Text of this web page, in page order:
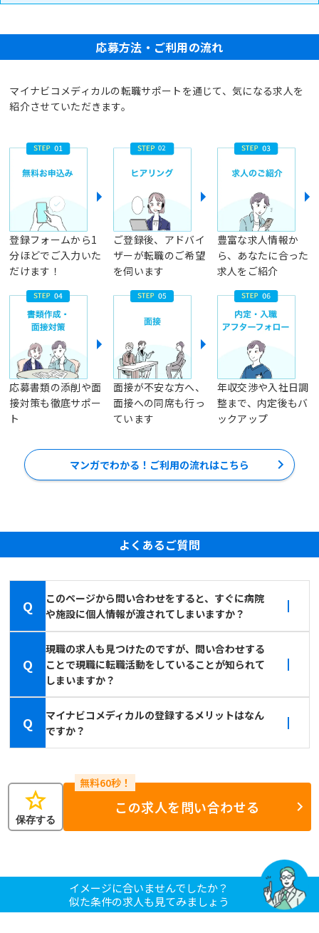
応募方法・ご利用の流れ
マイナビコメディカルの転職サポートを通じて、気になる求人を
紹介させていただきます。
登録フォームから1
分ほどでご入力いた
だけます！
ご登録後、アドバイ
ザーが転職のご希望
を伺います
豊富な求人情報か
ら、あなたに合った
求人をご紹介
応募書類の添削や面
接対策も徹底サポー
ト
面接が不安な方へ、
面接への同席も行っ
ています
年収交渉や入社日調
整まで、内定後もバ
ックアップ
マンガでわかる！ご利用の流れはこちら
よくあるご質問
Q
このページから問い合わせをすると、すぐに病院
や施設に個人情報が渡されてしまいますか？
Q
現職の求人も見つけたのですが、問い合わせする
ことで現職に転職活動をしていることが知られて
しまいますか？
Q
マイナビコメディカルの登録するメリットはなん
ですか？
star
保存する
この求人を問い合わせる
イメージに合いませんでしたか？
似た条件の求人も見てみましょう